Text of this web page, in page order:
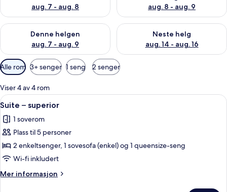
aug. 7 - aug. 8
aug. 8 - aug. 9
Denne helgen
aug. 7 - aug. 9
Sjekk tilgjengelighet for denne helgen, aug. 7 - aug. 9
Neste helg
aug. 14 - aug. 16
Sjekk tilgjengelighet for neste
Tilgjengelige
filtre
for
rom
Alle rom 3+ senger 1 seng 2 senger
Viser 4 av 4 rom
Åpne
alle
bildene
av
Suite
–
superior
Minibar, skrivebord,
2
Suite – superior
1 soverom
Plass til 5 personer
2 enkeltsenger, 1 sovesofa (enkel) og 1 queensize-seng
Wi-fi inkludert
Mer informasjon
Mer